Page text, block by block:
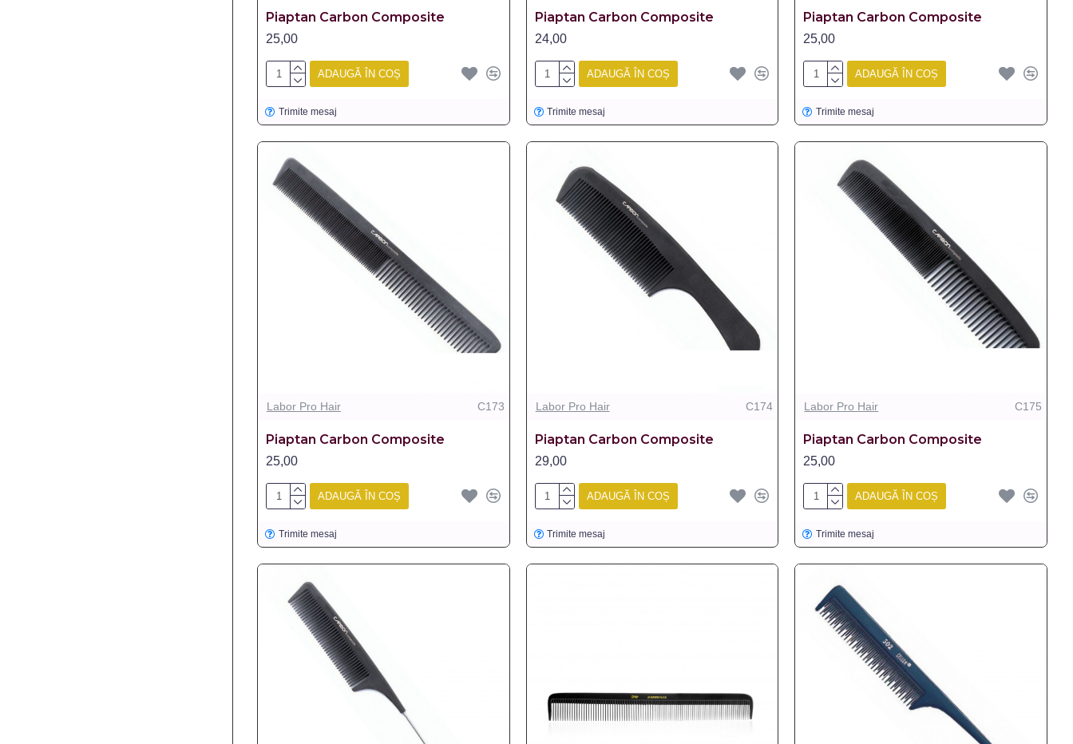
Piaptan Carbon Composite
25,00
ADAUGĂ ÎN COȘ
Trimite mesaj
Piaptan Carbon Composite
24,00
ADAUGĂ ÎN COȘ
Trimite mesaj
Piaptan Carbon Composite
25,00
ADAUGĂ ÎN COȘ
Trimite mesaj
Labor Pro Hair C173
Piaptan Carbon Composite
25,00
ADAUGĂ ÎN COȘ
Trimite mesaj
Labor Pro Hair C174
Piaptan Carbon Composite
29,00
ADAUGĂ ÎN COȘ
Trimite mesaj
Labor Pro Hair C175
Piaptan Carbon Composite
25,00
ADAUGĂ ÎN COȘ
Trimite mesaj